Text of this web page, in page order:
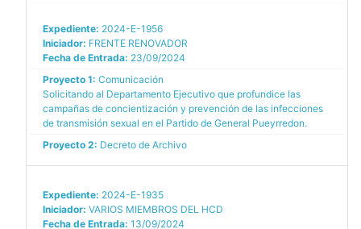
Expediente: 2024-E-1956
Iniciador: FRENTE RENOVADOR
Fecha de Entrada: 23/09/2024
Proyecto 1: Comunicación
Solicitando al Departamento Ejecutivo que profundice las
campañas de concientización y prevención de las infecciones
de transmisión sexual en el Partido de General Pueyrredon.
Proyecto 2: Decreto de Archivo
Expediente: 2024-E-1935
Iniciador: VARIOS MIEMBROS DEL HCD
Fecha de Entrada: 13/09/2024